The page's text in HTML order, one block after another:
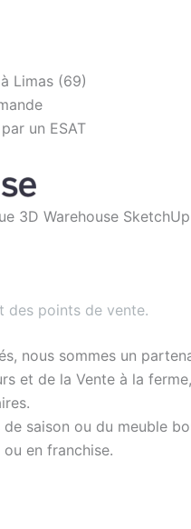
Limas (69)
un ESAT
3D Warehouse SketchUp
des points de vente.
nous sommes un
et de la Vente à la
saison ou du meuble
en franchise.